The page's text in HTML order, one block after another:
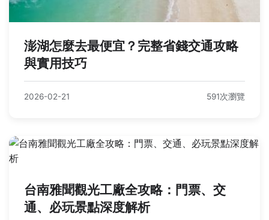
澎湖怎麼去最便宜？完整省錢交通攻略
與實用技巧
2026-02-21 591次瀏覽
台南雅聞觀光工廠全攻略：門票、交
通、必玩景點深度解析